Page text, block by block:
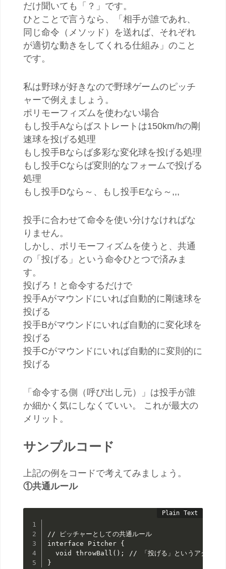
だけ聞いても「？」です。
ひとことで言うなら、「相手が誰であれ、
同じ命令（メソッド）を送れば、それぞれ
が適切な動きをしてくれる仕組み」のこと
です。
私は野球が好きなので野球ゲームのピッチ
ャーで例えましょう。
ポリモーフィズムを使わない場合
もし投手Aならばストレートは150km/hの剛
速球を投げる処理
もし投手Bならば多彩な変化球を投げる処理
もし投手Cならば変則的なフォームで投げる
処理
もし投手Dなら～、もし投手Eなら～,,,
投手に合わせて命令を使い分けなければな
りません。
しかし、ポリモーフィズムを使うと、共通
の「投げる」という命令ひとつで済みま
す。
投げろ！と命令するだけで
投手Aがマウンドにいれば自動的に剛速球を
投げる
投手Bがマウンドにいれば自動的に変化球を
投げる
投手Cがマウンドにいれば自動的に変則的に
投げる
「命令する側（呼び出し元）」は投手が誰
か細かく気にしなくていい。 これが最大の
メリット。
サンプルコード
上記の例をコードで考えてみましょう。
①共通ルール
// ピッチャーとしての共通ルール
interface Pitcher {
void throwBall(); // 「投げる」というアクション